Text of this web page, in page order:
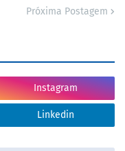
Próxima Postagem
Instagram
Linkedin